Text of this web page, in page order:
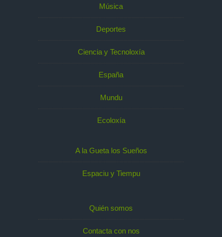
Música
Deportes
Ciencia y Tecnoloxía
España
Mundu
Ecoloxía
A la Gueta los Sueños
Espaciu y Tiempu
Quién somos
Contacta con nos